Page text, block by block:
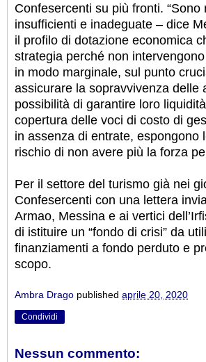
Confesercenti su più fronti. “Sono
insufficienti e inadeguate – dice
il profilo di dotazione economica
strategia perché non
in modo marginale, sul punto
assicurare la sopravvivenza delle
possibilità di garantire loro
copertura delle voci di costo di
in assenza di entrate, espongono
rischio di non avere più la forza
Per il settore del turismo già nei
Confesercenti con una lettera
Armao, Messina e ai vertici
di istituire un “fondo di crisi” da
finanziamenti a fondo perduto e
scopo.
Ambra Drago published aprile 20, 2020
Condividi
Nessun commento: